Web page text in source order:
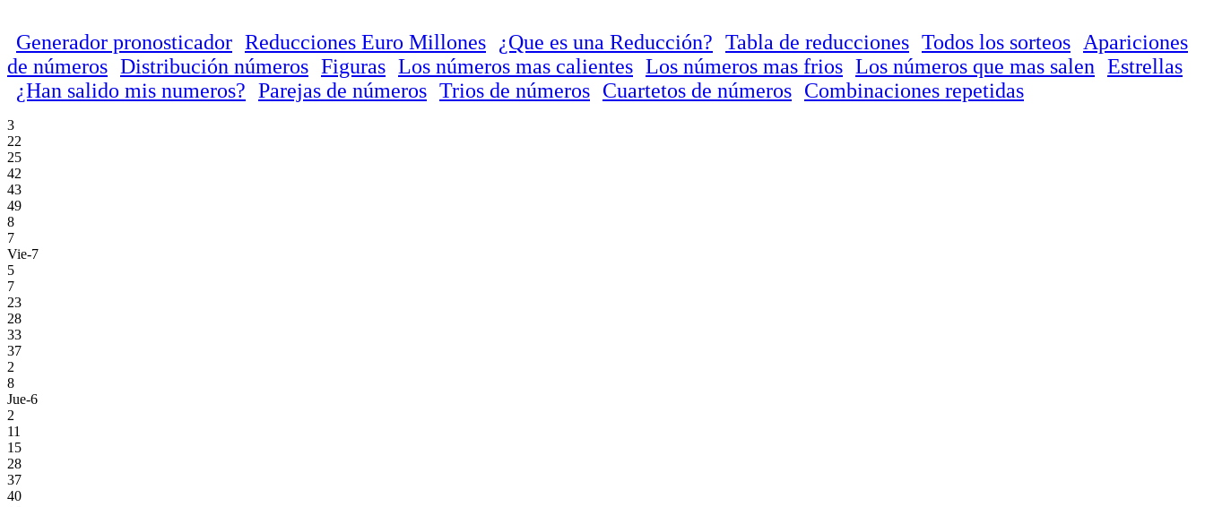
Generador pronosticador Reducciones Euro Millones ¿Que es una Reducción? Tabla de reducciones Todos los sorteos
Apariciones
de números Distribución números Figuras Los números mas calientes Los números mas frios Los números que mas salen Estrellas
¿Han salido mis numeros? Parejas de números Trios de números Cuartetos de números Combinaciones repetidas
3
22
25
42
43
49
8
7
Vie-7
5
7
23
28
33
37
2
8
Jue-6
2
11
15
28
37
40